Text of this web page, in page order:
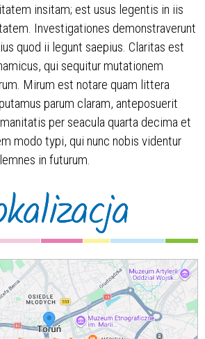
Organizator
insitam; est usus legentis in iis
Investigationes demonstraverunt
quod ii legunt saepius. Claritas est
qui sequitur mutationem
Mirum est notare quam littera
parum claram, anteposuerit
per seacula quarta decima et
modo typi, qui nunc nobis videntur
in futurum.